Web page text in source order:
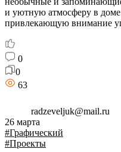
и уютную атмосферу в
привлекающую внимание
0
0
63
radzeveljuk@mail.ru
26 марта
#Графический
#Проекты